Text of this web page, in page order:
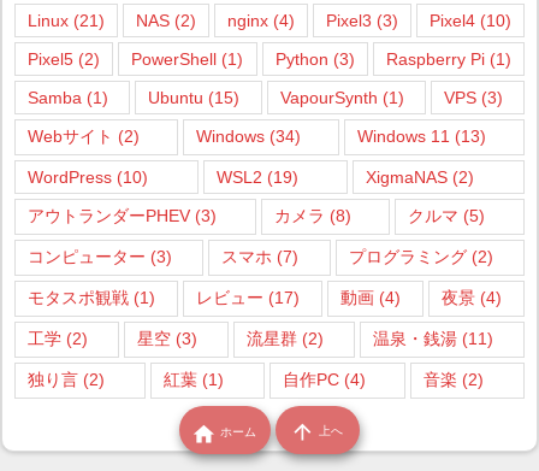
Linux (21) NAS (2) nginx (4) Pixel3 (3) Pixel4 (10)
Pixel5 (2) PowerShell (1) Python (3) Raspberry Pi(1)
Samba (1) Ubuntu (15) VapourSynth (1) VPS(3)
Webサイト (2) Windows (34) Windows 11 (13)
WordPress (10) WSL2 (19) XigmaNAS (2)
アウトランダーPHEV (3) カメラ (8) クルマ (5)
コンピューター (3) スマホ (7) プログラミング(2)
モタスポ観戦 (1) レビュー (17) 動画 (4) 夜景 (4)
工学 (2) 星空 (3) 流星群 (2) 温泉・銭湯 (11)
独り言 (2) 紅葉(1) 自作PC(4) 音楽 (2)
 ホーム  上へ